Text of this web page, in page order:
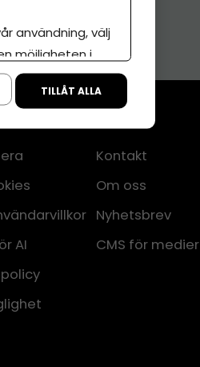
AI
Kontakt
Om oss
Nyhetsbrev
CMS för medier
användning, välj
möjligheten i
TILLÅT ALLA